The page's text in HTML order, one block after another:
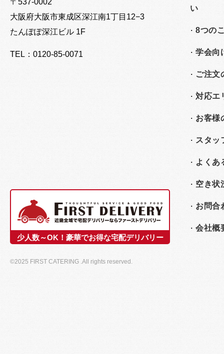
〒537-0002
大阪府大阪市東成区深江南1丁目12−3
たんぽぽ深江ビル 1F
TEL：0120-85-0071
少人数～OK！豪華でお得な宅配デリバリー
©2025 FIRST CATERING .All rights reserved.
い
8つの
学会向
ご注文
対応エ
お客様
スタッ
よくあ
空き状
お問合
会社概